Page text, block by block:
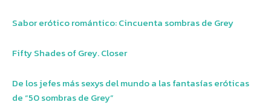
Sabor erótico romántico: Cincuenta sombras de Grey
Fifty Shades of Grey. Closer
De los jefes más sexys del mundo a las fantasías eróticas
de “50 sombras de Grey”